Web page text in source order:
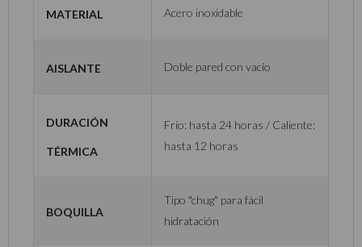
Material Acero inoxidable
Aislante Doble pared con vacío
Duración
térmica
Frío: hasta 24 horas / Caliente:
hasta 12 horas
Boquilla
Tipo "chug" para fácil
hidratación